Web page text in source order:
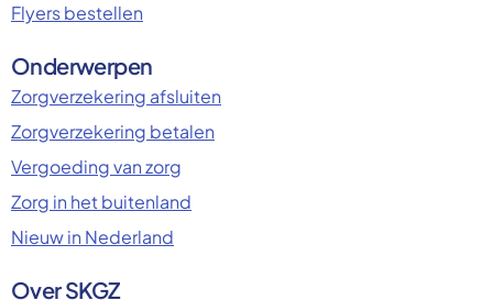
Flyers bestellen
Onderwerpen
Zorgverzekering afsluiten
Zorgverzekering betalen
Vergoeding van zorg
Zorg in het buitenland
Nieuw in Nederland
Over SKGZ